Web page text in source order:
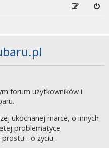
forum użytkowników i
ukochanej marce, o innych
problematyce
- o życiu.